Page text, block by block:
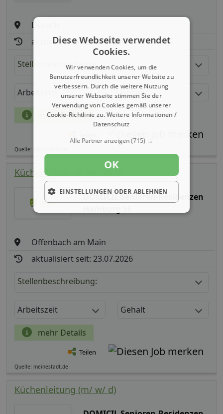
Durach
aktualisiert seit: 05.08.2026
Stellenbeschreibung:
Arbeitszeit Gehalt
mehr Details
Quelle: meinestadt.de
Küchenhilfskraft (m/ w/ d)
DOMICIL Senioren-Residenzen
Offenbach am Main
aktualisiert seit: 23.07.2026
Stellenbeschreibung:
Arbeitszeit Gehalt
mehr Details
Teilen
Quelle: meinestadt.de
Küchenleitung (m/ w/ d)
Diese Webseite verwendet
Cookies.
Wir verwenden Cookies, um die
Benutzerfreundlichkeit unserer Website zu
verbessern. Durch die weitere Nutzung
unserer Webseite stimmen Sie der
Verwendung von Cookies gemäß unserer
Cookie-Richtlinie zu.Weitere Informationen /
Datenschutz
Alle Partner anzeigen(715) →
OK
EINSTELLUNGEN ODER ABLEHNEN